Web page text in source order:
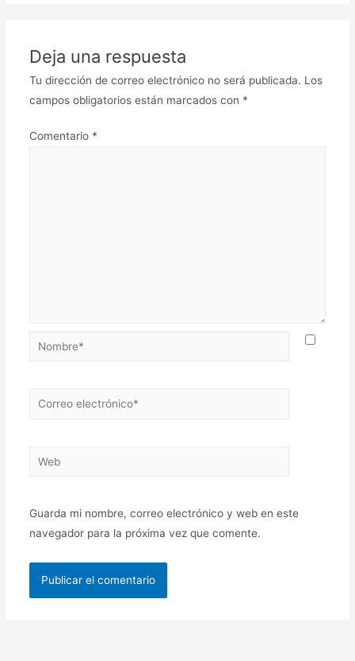
Deja una respuesta
Tu dirección de correo electrónico no será publicada. Los
campos obligatorios están marcados con *
Comentario *
Nombre*
Correo
Web
Guarda mi nombre, correo electrónico y web en este
navegador para la próxima vez que comente.